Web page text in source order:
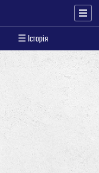
☰ Історія